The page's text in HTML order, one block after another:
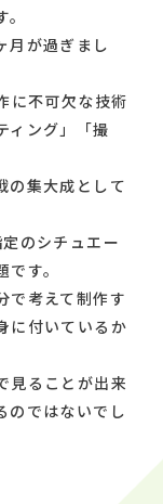
月が過ぎまし
に不可欠な技術
ィング」「撮
の集大成として
のシチュエー
す。
で考えて制作す
に付いているか
見ることが出来
のではないでし